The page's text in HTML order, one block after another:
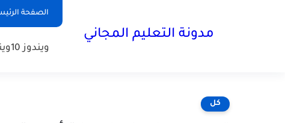
الصفحة
مدونة التعليم المجاني
ويندوز 10
كل